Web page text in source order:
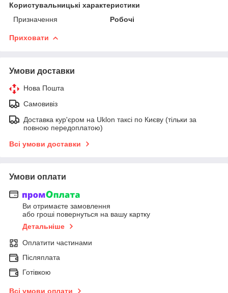
Користувальницькі характеристики
Призначення
Робочі
Приховати
Умови доставки
Нова Пошта
Самовивіз
Доставка кур'єром на Uklon таксі по Києву (тільки за
повною передоплатою)
Всі умови доставки
Умови оплати
Ви отримаєте замовлення
або гроші повернуться на вашу картку
Детальніше
Оплатити частинами
Післяплата
Готівкою
Всі умови оплати